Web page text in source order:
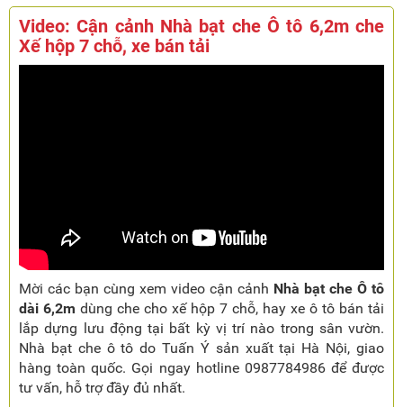
Video: Cận cảnh Nhà bạt che Ô tô 6,2m che
Xế hộp 7 chỗ, xe bán tải
Mời các bạn cùng xem video cận cảnh Nhà bạt che Ô tô
dài 6,2m dùng che cho xế hộp 7 chỗ, hay xe ô tô bán tải
lắp dựng lưu động tại bất kỳ vị trí nào trong sân vườn.
Nhà bạt che ô tô do Tuấn Ý sản xuất tại Hà Nội, giao
hàng toàn quốc. Gọi ngay hotline 0987784986 để được
tư vấn, hỗ trợ đầy đủ nhất.